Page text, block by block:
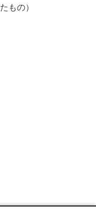
もの）